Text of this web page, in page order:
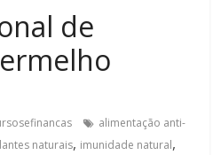
de
alimentação anti-
naturais, imunidade natural,